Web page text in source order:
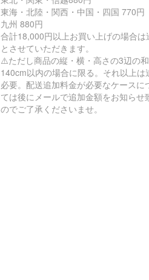
東海・北陸・関西・中国・四国 770円
九州 880円
合計18,000円以上お買い上げの場合は
とさせていただきます。
⚠️ただし商品の縦・横・高さの3辺の
140cm以内の場合に限る。それ以上は
必要。配送追加料金が必要なケースに
ては後にメールで追加金額をお知らせ
のでご了承くださいませ。